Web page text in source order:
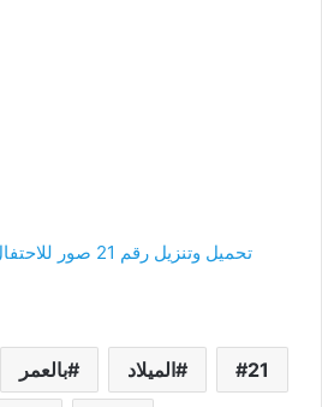
تحميل وتنزيل رقم 21 صور للاحتفال بالعمر لعيد الميلاد
21 الميلاد بالعمر